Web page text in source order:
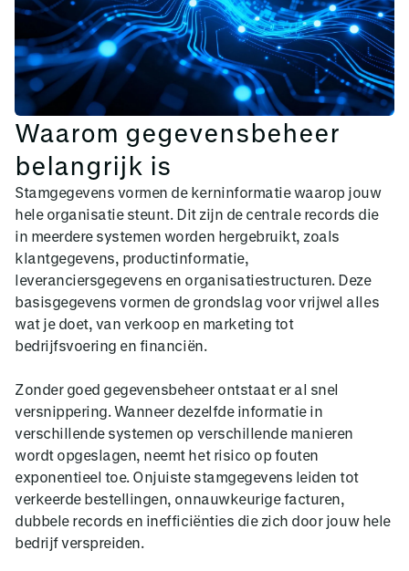
Waarom gegevensbeheer
belangrijk is
Stamgegevens vormen de kerninformatie waarop jouw
hele organisatie steunt. Dit zijn de centrale records die
in meerdere systemen worden hergebruikt, zoals
klantgegevens, productinformatie,
leveranciersgegevens en organisatiestructuren. Deze
basisgegevens vormen de grondslag voor vrijwel alles
wat je doet, van verkoop en marketing tot
bedrijfsvoering en financiën.
Zonder goed gegevensbeheer ontstaat er al snel
versnippering. Wanneer dezelfde informatie in
verschillende systemen op verschillende manieren
wordt opgeslagen, neemt het risico op fouten
exponentieel toe. Onjuiste stamgegevens leiden tot
verkeerde bestellingen, onnauwkeurige facturen,
dubbele records en inefficiënties die zich door jouw hele
bedrijf verspreiden.